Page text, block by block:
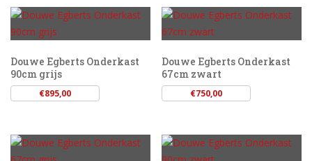
Douwe Egberts Onderkast
90cm grijs
€895,00
Douwe Egberts Onderkast
67cm zwart
€750,00